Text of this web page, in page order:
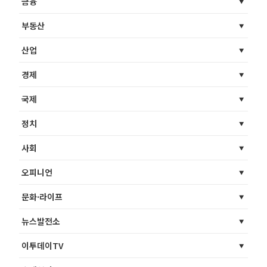
부동산
산업
경제
국제
정치
사회
오피니언
문화·라이프
뉴스발전소
이투데이TV